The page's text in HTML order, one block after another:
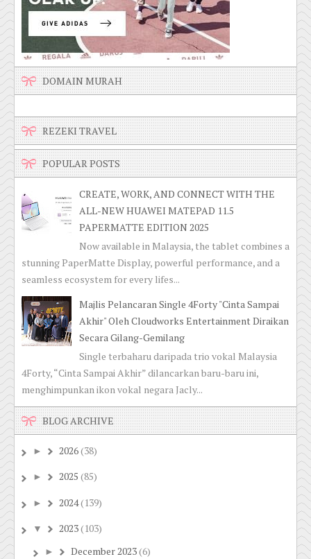
DOMAIN MURAH
REZEKI TRAVEL
POPULAR POSTS
CREATE, WORK, AND CONNECT WITH THE
ALL-NEW HUAWEI MATEPAD 11.5
PAPERMATTE EDITION 2025
Now available in Malaysia, the tablet combines a
stunning PaperMatte Display, powerful performance, and a
seamless ecosystem for every lifes...
Majlis Pelancaran Single 4Forty "Cinta Sampai
Akhir" Oleh Cloudworks Entertainment Diraikan
Secara Gilang-Gemilang
Single terbaharu daripada trio vokal Malaysia
4Forty, “Cinta Sampai Akhir” dilancarkan baru-baru ini,
menghimpunkan ikon vokal negara Jacly...
BLOG ARCHIVE
► 2026(38)
► 2025 (85)
► 2024(139)
▼ 2023(103)
► December 2023(6)